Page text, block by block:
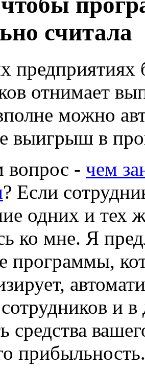
считала
предприятиях
отнимает
можно
выигрыш в
вопрос - чем
? Если
одних и тех
ко мне. Я
программы,
и
средства
прибыльность.